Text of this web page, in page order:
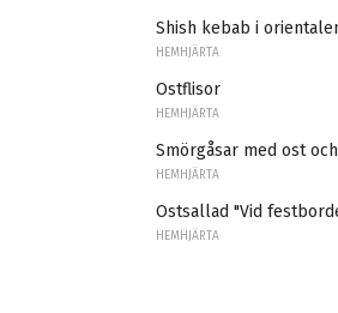
Shish kebab i
HEMHJÄRTA
Ostflisor
HEMHJÄRTA
Smörgåsar med ost
HEMHJÄRTA
Ostsallad "Vid
HEMHJÄRTA